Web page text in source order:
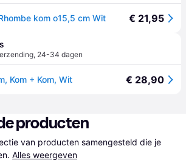
kom o15,5 cm Wit € 21,95
, 24-34 dagen
Kom + Kom, Wit € 28,90
producten
van producten samengesteld die je
Alles weergeven